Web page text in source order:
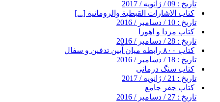
تاریخ : 09 / ژانویه / 2017
کتاب الاشارات القبطية والرومانية [...]
تاریخ : 10 / دسامبر / 2016
کتاب مزدا و اهورا
تاریخ : 28 / دسامبر / 2016
کتاب ۸۰۰ رابطه میان آیین تدفین و سفال
تاریخ : 18 / دسامبر / 2016
کتاب سنگ درمانی
تاریخ : 21 / ژانویه / 2017
کتاب جفر جامع
تاریخ : 27 / دسامبر / 2016